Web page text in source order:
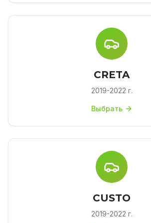
CRETA
2019-2022 г.
Выбрать
CUSTO
2019-2022 г.